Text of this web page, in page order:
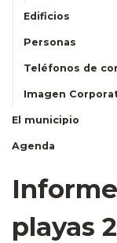
Edificios
Personas
Teléfonos de
Imagen
El municipio
Agenda
playas